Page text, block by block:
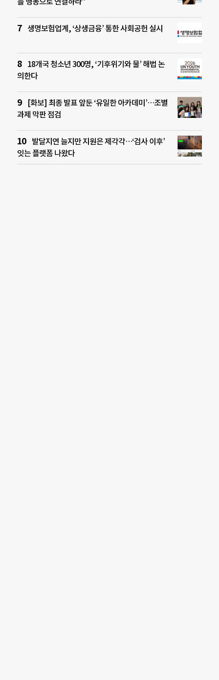
생명보험업계, ‘상생금융’ 통한 사회공헌 실시
18개국 청소년 300명, ‘기후위기와 물’ 해법 논
의한다
[화보] 최종 발표 앞둔 ‘유일한 아카데미’…조별
과제 막판 점검
발달지연 늘지만 지원은 제각각…‘검사 이후’
잇는 플랫폼 나왔다